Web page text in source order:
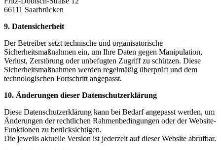
66111 Saarbrücken
9. Datensicherheit
Der Betreiber setzt technische und organisatorische
Sicherheitsmaßnahmen ein, um Ihre Daten gegen Manipulation,
Verlust, Zerstörung oder unbefugten Zugriff zu schützen. Diese
Sicherheitsmaßnahmen werden regelmäßig überprüft und dem
technologischen Fortschritt angepasst.
10. Änderungen dieser Datenschutzerklärung
Diese Datenschutzerklärung kann bei Bedarf angepasst werden, um
Änderungen der rechtlichen Rahmenbedingungen oder der Website-
Funktionen zu berücksichtigen.
Die jeweils aktuelle Version ist jederzeit auf dieser Website abrufbar.